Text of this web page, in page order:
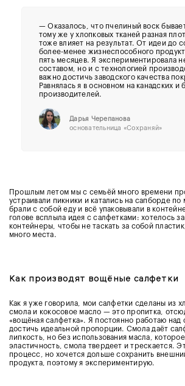
—Оказалось, что пчелиный воск
тому же у хлопковых тканей разная
тоже влияет на результат. От идеи до
более-менее жизнеспособного
пять месяцев. Я экспериментировала
составом, но и с технологией
важно достичь заводского качества
Равнялась я в основном на канадских и
производителей.
Дарья Черепанова
основательница «Сохраняй»
Прошлым летом мы с семьёй много времени
устраивали пикники и катались на сапборде
брали с собой еду и всё упаковывали в
голове всплыла идея с салфетками: хотелось
контейнеры, чтобы не таскать за собой
много места.
Как производят вощёные салфетки
Как я уже говорила, мои салфетки сделаны из
смола и кокосовое масло —это пропитка,
«вощёная салфетка». Я постоянно работаю над
достичь идеальной пропорции. Смола даёт
липкость, но без использования масла,
эластичность, смола твердеет и трескается.
процесс, но хочется дольше сохранить
продукта, поэтому я экспериментирую.